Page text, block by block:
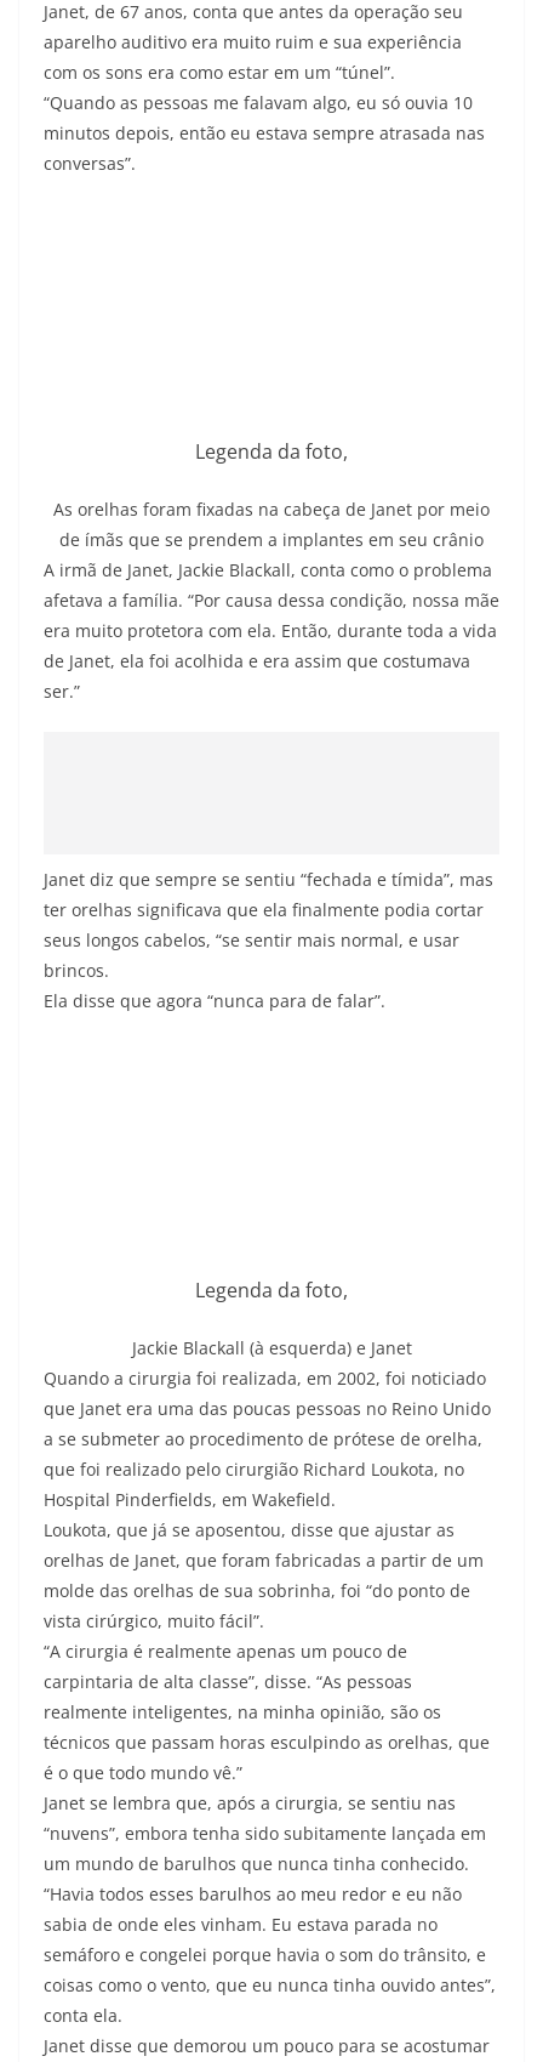
Janet, de 67 anos, conta que antes da operação seu
aparelho auditivo era muito ruim e sua experiência
com os sons era como estar em um “túnel”.
“Quando as pessoas me falavam algo, eu só ouvia 10
minutos depois, então eu estava sempre atrasada nas
conversas”.
Legenda da foto,
As orelhas foram fixadas na cabeça de Janet por meio
de ímãs que se prendem a implantes em seu crânio
A irmã de Janet, Jackie Blackall, conta como o problema
afetava a família. “Por causa dessa condição, nossa mãe
era muito protetora com ela. Então, durante toda a vida
de Janet, ela foi acolhida e era assim que costumava
ser.”
Janet diz que sempre se sentiu “fechada e tímida”, mas
ter orelhas significava que ela finalmente podia cortar
seus longos cabelos, “se sentir mais normal, e usar
brincos.
Ela disse que agora “nunca para de falar”.
Legenda da foto,
Jackie Blackall (à esquerda) e Janet
Quando a cirurgia foi realizada, em 2002, foi noticiado
que Janet era uma das poucas pessoas no Reino Unido
a se submeter ao procedimento de prótese de orelha,
que foi realizado pelo cirurgião Richard Loukota, no
Hospital Pinderfields, em Wakefield.
Loukota, que já se aposentou, disse que ajustar as
orelhas de Janet, que foram fabricadas a partir de um
molde das orelhas de sua sobrinha, foi “do ponto de
vista cirúrgico, muito fácil”.
“A cirurgia é realmente apenas um pouco de
carpintaria de alta classe”, disse. “As pessoas
realmente inteligentes, na minha opinião, são os
técnicos que passam horas esculpindo as orelhas, que
é o que todo mundo vê.”
Janet se lembra que, após a cirurgia, se sentiu nas
“nuvens”, embora tenha sido subitamente lançada em
um mundo de barulhos que nunca tinha conhecido.
“Havia todos esses barulhos ao meu redor e eu não
sabia de onde eles vinham. Eu estava parada no
semáforo e congelei porque havia o som do trânsito, e
coisas como o vento, que eu nunca tinha ouvido antes”,
conta ela.
Janet disse que demorou um pouco para se acostumar